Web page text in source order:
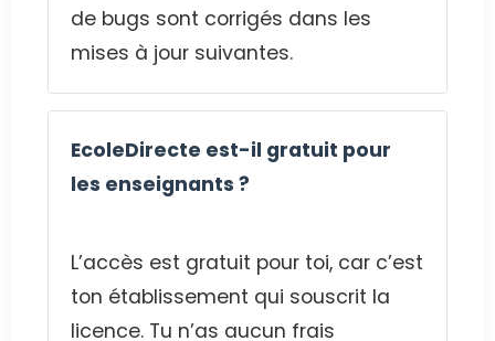
de bugs sont corrigés dans les
mises à jour suivantes.
EcoleDirecte est-il gratuit pour
les enseignants ?
L’accès est gratuit pour toi, car c’est
ton établissement qui souscrit la
licence. Tu n’as aucun frais